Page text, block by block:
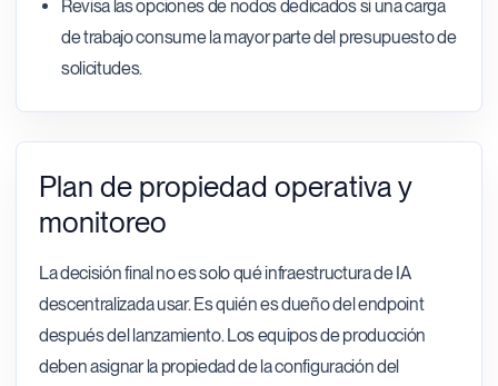
Revisa las opciones de nodos dedicados si una carga
de trabajo consume la mayor parte del presupuesto de
solicitudes.
Plan de propiedad operativa y
monitoreo
La decisión final no es solo qué infraestructura de IA
descentralizada usar. Es quién es dueño del endpoint
después del lanzamiento. Los equipos de producción
deben asignar la propiedad de la configuración del